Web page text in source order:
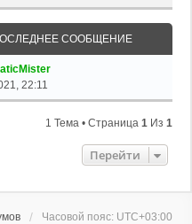
СООБЩЕНИЕ
22:11
1 Тема • Страница 1 Из 1
Перейти
Часовой пояс: UTC+03:00